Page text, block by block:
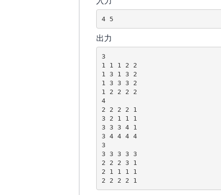
出力
3
1 1 1 2 2
1 3 1 3 2
1 3 3 3 2
1 2 2 2 2
4
2 2 2 2 1
3 2 1 1 1
3 3 3 4 1
3 4 4 4 4
3
3 3 3 3 3
2 2 2 3 1
2 1 1 1 1